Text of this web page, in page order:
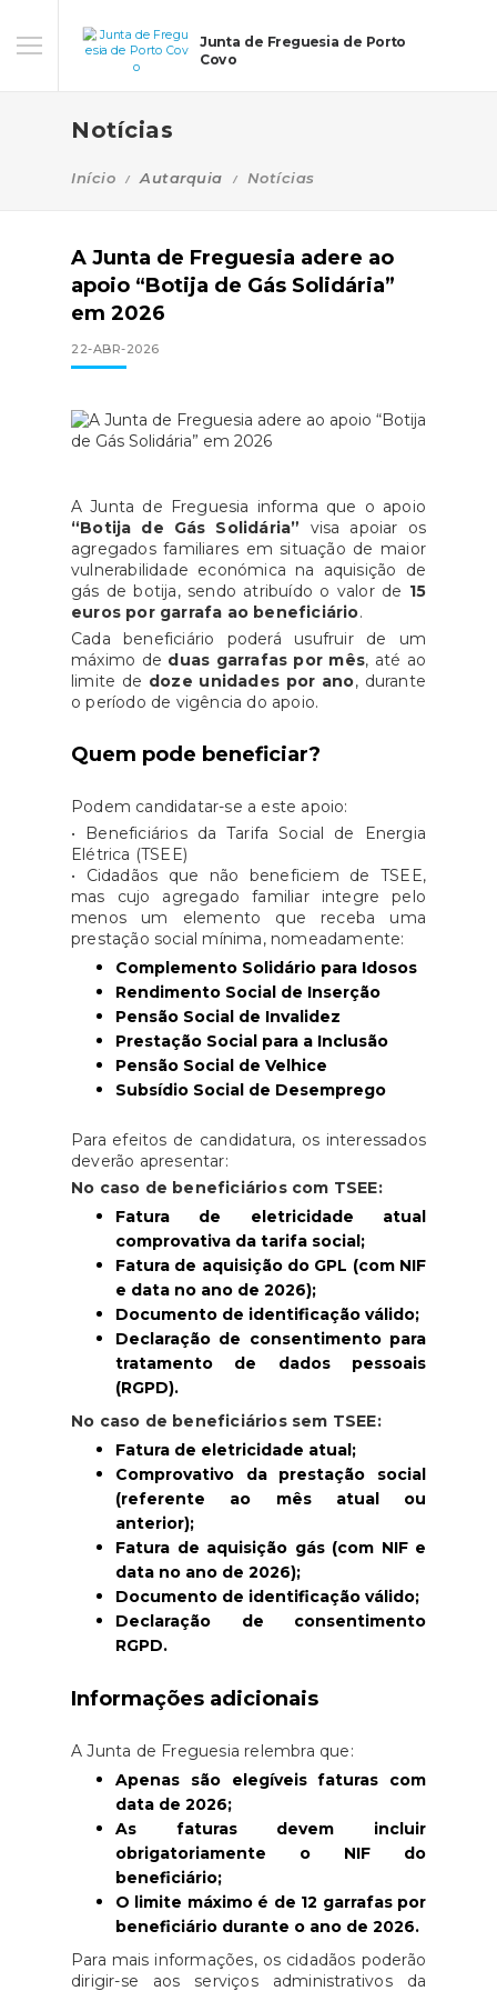
Junta de Freguesia de Porto
Covo
Notícias
Início Autarquia Notícias
A Junta de Freguesia adere ao
apoio “Botija de Gás Solidária”
em 2026
22-ABR-2026
A Junta de Freguesia informa que o apoio
“Botija de Gás Solidária”
visa apoiar os
agregados familiares em situação de maior
vulnerabilidade económica na aquisição de
gás de botija, sendo atribuído o valor de 15
euros por garrafa ao beneficiário.
Cada beneficiário poderá usufruir de um
máximo de duas garrafas por mês, até ao
limite de doze unidades por ano, durante
o período de vigência do apoio.
Quem pode beneficiar?
Podem candidatar-se a este apoio:
• Beneficiários da Tarifa Social de Energia
Elétrica (TSEE)
• Cidadãos que não beneficiem de TSEE,
mas cujo agregado familiar integre pelo
menos um elemento que receba uma
prestação social mínima, nomeadamente:
Complemento Solidário para Idosos
Rendimento Social de Inserção
Pensão Social de Invalidez
Prestação Social para a Inclusão
Pensão Social de Velhice
Subsídio Social de Desemprego
Para efeitos de candidatura, os interessados
deverão apresentar:
No caso de beneficiários com TSEE:
Fatura de eletricidade atual
comprovativa da tarifa social;
Fatura de aquisição do GPL (com NIF
e data no ano de 2026);
Documento de identificação válido;
Declaração de consentimento para
tratamento de dados pessoais
(RGPD).
No caso de beneficiários sem TSEE:
Fatura de eletricidade atual;
Comprovativo da prestação social
(referente ao mês atual ou
anterior);
Fatura de aquisição gás (com NIF e
data no ano de 2026);
Documento de identificação válido;
Declaração de consentimento
RGPD.
Informações adicionais
A Junta de Freguesia relembra que:
Apenas são elegíveis faturas com
data de 2026;
As faturas devem incluir
obrigatoriamente o NIF do
beneficiário;
O limite máximo é de 12 garrafas por
beneficiário durante o ano de 2026.
Para mais informações, os cidadãos poderão
dirigir-se aos serviços administrativos da